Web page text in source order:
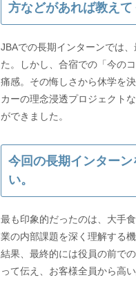
方などがあれば教えて
JBAでの長期インターンでは
た。しかし、合宿での「今の
痛感。その悔しさから休学を
カーの理念浸透プロジェクト
ができました。
今回の長期インター
い。
最も印象的だったのは、大手
業の内部課題を深く理解する
結果、最終的には役員の前で
って伝え、お客様全員から高